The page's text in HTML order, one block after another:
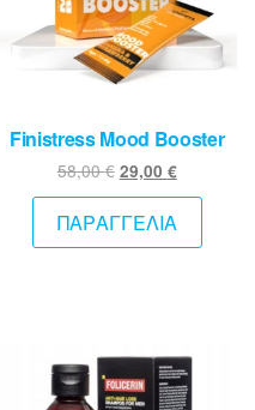
Finistress Mood Booster
58,00€ Original
price
was:
58,00 €.
29,00 €Η
είναι:
ΠΑΡΑΓΓΕΛΙΑ